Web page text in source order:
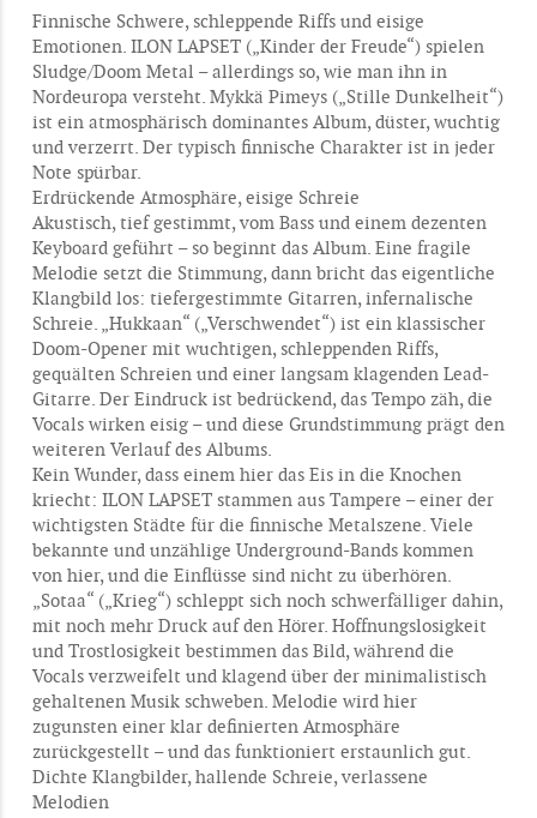
e
Finnische Schwere, schleppende Riffs und eisige
Emotionen. ILON LAPSET („Kinder der Freude“) spielen
Sludge/Doom Metal – allerdings so, wie man ihn in
Nordeuropa versteht. Mykkä Pimeys („Stille Dunkelheit“)
ist ein atmosphärisch dominantes Album, düster, wuchtig
und verzerrt. Der typisch finnische Charakter ist in jeder
Note spürbar.
Erdrückende Atmosphäre, eisige Schreie
Akustisch, tief gestimmt, vom Bass und einem dezenten
Keyboard geführt – so beginnt das Album. Eine fragile
Melodie setzt die Stimmung, dann bricht das eigentliche
Klangbild los: tiefergestimmte Gitarren, infernalische
Schreie. „Hukkaan“ („Verschwendet“) ist ein klassischer
Doom-Opener mit wuchtigen, schleppenden Riffs,
gequälten Schreien und einer langsam klagenden Lead-
Gitarre. Der Eindruck ist bedrückend, das Tempo zäh, die
Vocals wirken eisig – und diese Grundstimmung prägt den
weiteren Verlauf des Albums.
Kein Wunder, dass einem hier das Eis in die Knochen
kriecht: ILON LAPSET stammen aus Tampere – einer der
wichtigsten Städte für die finnische Metalszene. Viele
bekannte und unzählige Underground-Bands kommen
von hier, und die Einflüsse sind nicht zu überhören.
„Sotaa“ („Krieg“) schleppt sich noch schwerfälliger dahin,
mit noch mehr Druck auf den Hörer. Hoffnungslosigkeit
und Trostlosigkeit bestimmen das Bild, während die
Vocals verzweifelt und klagend über der minimalistisch
gehaltenen Musik schweben. Melodie wird hier
zugunsten einer klar definierten Atmosphäre
zurückgestellt – und das funktioniert erstaunlich gut.
Dichte Klangbilder, hallende Schreie, verlassene
Melodien